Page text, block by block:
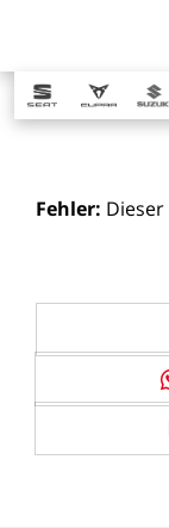
Fehler: Dieser